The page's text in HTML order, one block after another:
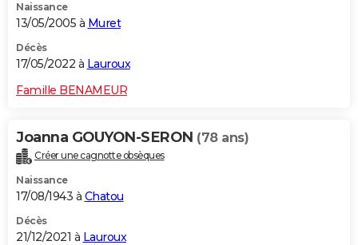
Naissance
13/05/2005 à Muret
Décès
17/05/2022 à Lauroux
Famille BENAMEUR
Joanna GOUYON-SERON (78 ans)
Créer une cagnotte obsèques
Naissance
17/08/1943 à Chatou
Décès
21/12/2021 à Lauroux